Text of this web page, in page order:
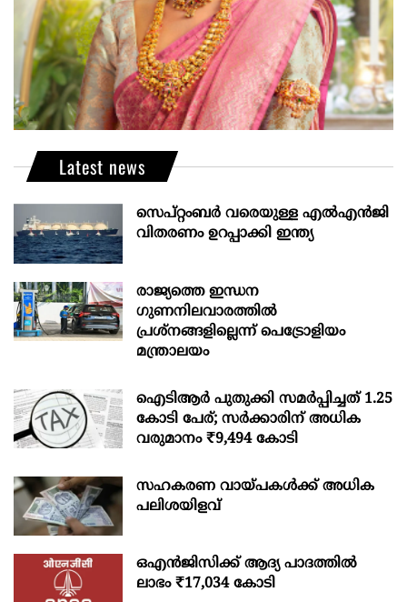
Latest news
സെപ്റ്റംബർ വരെയുള്ള എൽഎൻജി
വിതരണം ഉറപ്പാക്കി ഇന്ത്യ
രാജ്യത്തെ ഇന്ധന
ഗുണനിലവാരത്തില്‍
പ്രശ്‌നങ്ങളില്ലെന്ന് പെട്രോളിയം
മന്ത്രാലയം
ഐടിആര്‍ പുതുക്കി സമർപ്പിച്ചത് 1.25
കോടി പേര്; സർക്കാരിന് അധിക
വരുമാനം ₹9,494 കോടി
സഹകരണ വായ്പകള്‍ക്ക് അധിക
പലിശയിളവ്
ഒഎന്‍ജിസിക്ക് ആദ്യ പാദത്തില്‍
ലാഭം ₹17,034 കോടി